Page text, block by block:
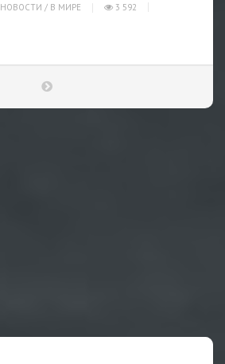
НОВОСТИ / В МИРЕ
3 592